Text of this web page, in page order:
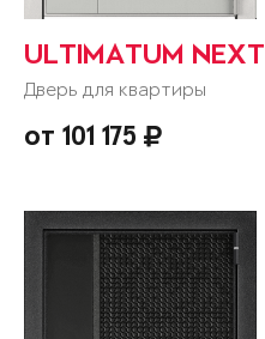
ULTIMATUM NEXT
Дверь для квартиры
от 101 175